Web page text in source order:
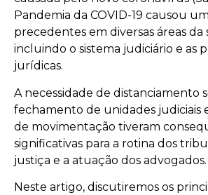
Pandemia da COVID-19 causou
precedentes em diversas áreas da
incluindo o sistema judiciário e as
jurídicas.
A necessidade de distanciamento
fechamento de unidades judiciais
de movimentação tiveram
significativas para a rotina dos
justiça e a atuação dos advogados.
Neste artigo, discutiremos os